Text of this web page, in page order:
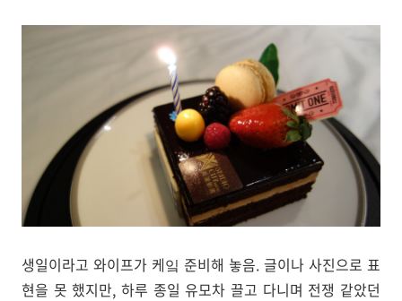
생일이라고 와이프가 케잌 준비해 놓음. 글이나 사진으로 표
현을 못 했지만, 하루 종일 유모차 끌고 다니며 전쟁 같았던